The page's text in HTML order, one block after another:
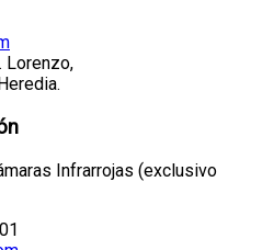
Lorenzo,
Infrarrojas (exclusivo